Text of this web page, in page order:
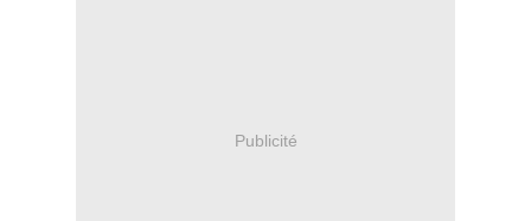
Publicité